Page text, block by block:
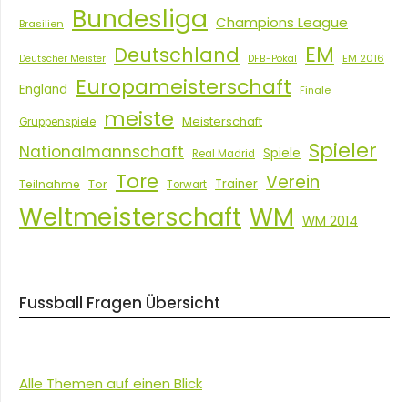
Brasilien Bundesliga Champions League
Deutscher Meister Deutschland DFB-Pokal EM EM 2016
England Europameisterschaft Finale
Gruppenspiele meiste Meisterschaft
Nationalmannschaft Real Madrid Spiele Spieler
Teilnahme Tor Tore Torwart Trainer Verein
Weltmeisterschaft WM WM 2014
Fussball Fragen Übersicht
Alle Themen auf einen Blick